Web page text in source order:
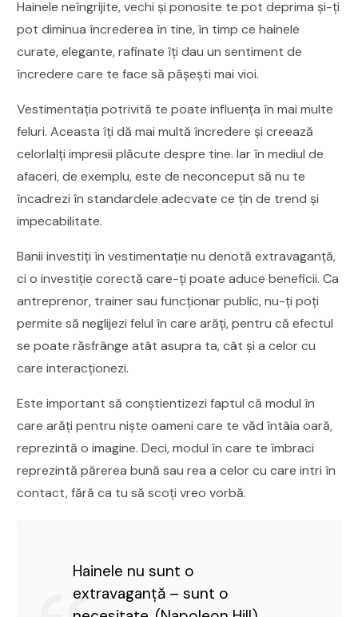
Hainele neîngrijite, vechi și ponosite te pot deprima și-ți
pot diminua încrederea în tine, în timp ce hainele
curate, elegante, rafinate îți dau un sentiment de
încredere care te face să pășești mai vioi.
Vestimentația potrivită te poate influența în mai multe
feluri. Aceasta îți dă mai multă încredere și creează
celorlalți impresii plăcute despre tine. Iar în mediul de
afaceri, de exemplu, este de neconceput să nu te
încadrezi în standardele adecvate ce țin de trend și
impecabilitate.
Banii investiți în vestimentație nu denotă extravaganță,
ci o investiție corectă care-ți poate aduce beneficii. Ca
antreprenor, trainer sau funcționar public, nu-ți poți
permite să neglijezi felul în care arăți, pentru că efectul
se poate răsfrânge atât asupra ta, cât și a celor cu
care interacționezi.
Este important să conștientizezi faptul că modul în
care arăți pentru niște oameni care te văd întâia oară,
reprezintă o imagine. Deci, modul în care te îmbraci
reprezintă părerea bună sau rea a celor cu care intri în
contact, fără ca tu să scoți vreo vorbă.
Hainele nu sunt o
extravaganță – sunt o